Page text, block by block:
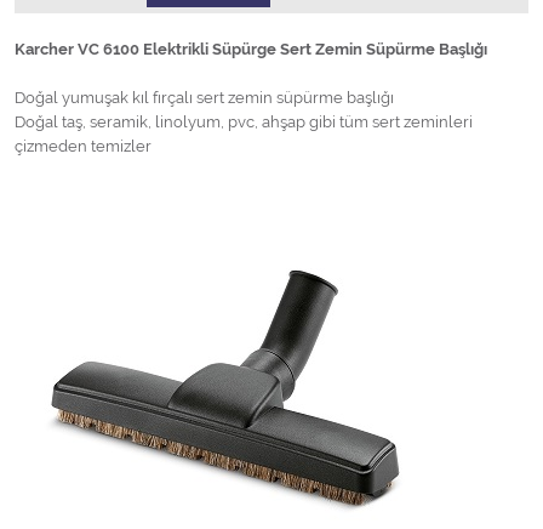
Karcher VC 6100 Elektrikli Süpürge Sert Zemin Süpürme Başlığı
Doğal yumuşak kıl fırçalı sert zemin süpürme başlığı
Doğal taş, seramik, linolyum, pvc, ahşap gibi tüm sert zeminleri
çizmeden temizler